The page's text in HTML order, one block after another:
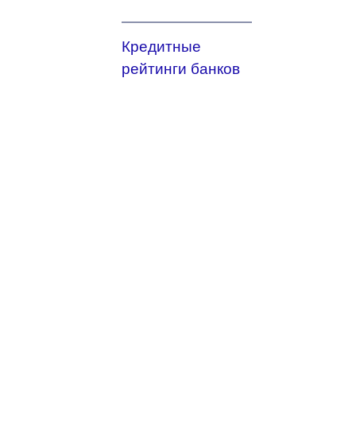
Кредитные
рейтинги банков